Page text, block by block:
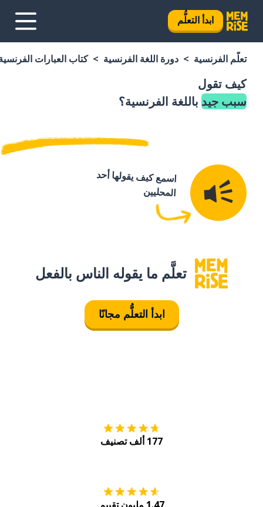
ابدأ التعلُّم
تعلَّم الفرنسية دورة اللغة الفرنسية كتاب العبارات
كيف تقول
سبب جيد باللغة الفرنسية؟
اسمع كيف يقولها أحد
المحليين
تعلَّم ما يقوله الناس بالفعل
ابدأ التعلُّم مجانًا
177 ألف تصنيف